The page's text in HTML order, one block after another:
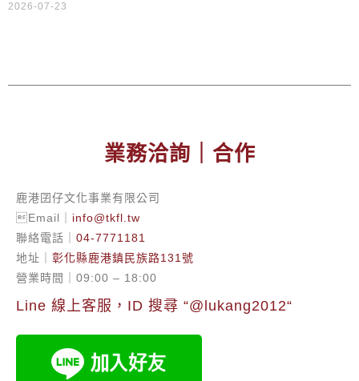
2026-07-23
業務洽詢｜合作
鹿港囝仔文化事業有限公司
Email｜ info@tkfl.tw
聯絡電話｜ 04-7771181
地址｜ 彰化縣鹿港鎮民族路131號
營業時間｜09:00 – 18:00
Line 線上客服，ID 搜尋 “@lukang2012“